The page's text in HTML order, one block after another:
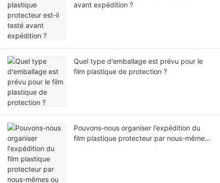
avant expédition ?
Quel type d'emballage est prévu pour le
film plastique de protection ?
Pouvons-nous organiser l'expédition du
film plastique protecteur par nous-mêmes